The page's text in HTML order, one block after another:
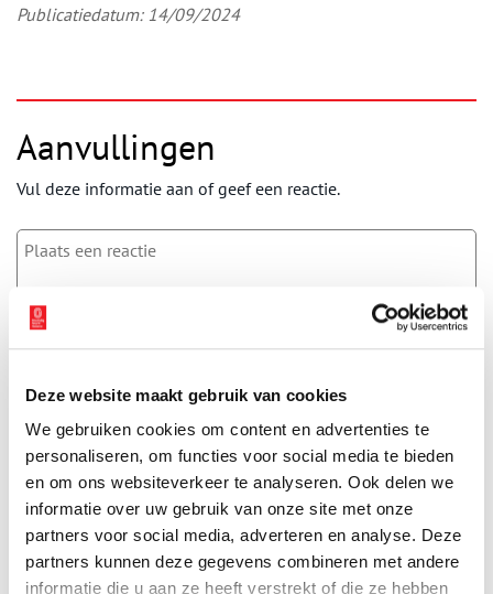
Deze website maakt gebruik van cookies
We gebruiken cookies om content en advertenties te
personaliseren, om functies voor social media te bieden
en om ons websiteverkeer te analyseren. Ook delen we
informatie over uw gebruik van onze site met onze
partners voor social media, adverteren en analyse. Deze
partners kunnen deze gegevens combineren met andere
informatie die u aan ze heeft verstrekt of die ze hebben
Publicatiedatum: 14/09/2024
Aanvullingen
Vul deze informatie aan of geef een reactie.
Vereiste velden zijn gemarkeerd met *. Het e-mailadres wordt niet
gepubliceerd.
E-mail*
Vink dit aan als u op de hoogte gehouden wil worden.